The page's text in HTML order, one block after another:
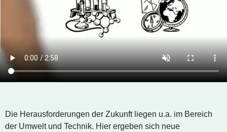
Die Herausforderungen der Zukunft liegen u.a. im Bereich
der Umwelt und Technik. Hier ergeben sich neue